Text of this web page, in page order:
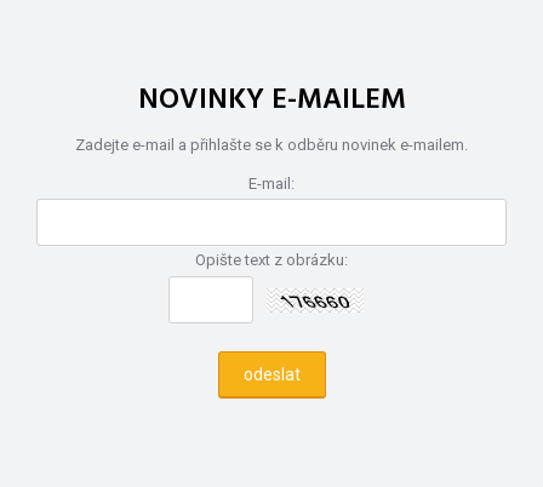
NOVINKY E-MAILEM
Zadejte e-mail a přihlašte se k odběru novinek e-mailem.
E-mail:
Opište text z obrázku: